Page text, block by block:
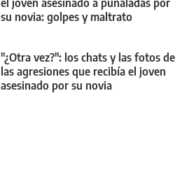
el joven asesinado a puñaladas por
su novia: golpes y maltrato
"¿Otra vez?": los chats y las fotos de
las agresiones que recibía el joven
asesinado por su novia